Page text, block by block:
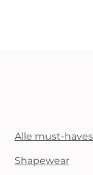
Alle must-haves
Shapewear